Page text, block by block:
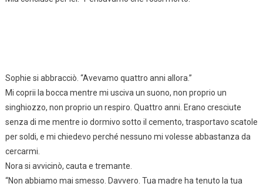
Sophie si abbracciò. “Avevamo quattro anni allora.”
Mi coprii la bocca mentre mi usciva un suono, non proprio un
singhiozzo, non proprio un respiro. Quattro anni. Erano cresciute
senza di me mentre io dormivo sotto il cemento, trasportavo scatole
per soldi, e mi chiedevo perché nessuno mi volesse abbastanza da
cercarmi.
Nora si avvicinò, cauta e tremante.
“Non abbiamo mai smesso. Davvero. Tua madre ha tenuto la tua